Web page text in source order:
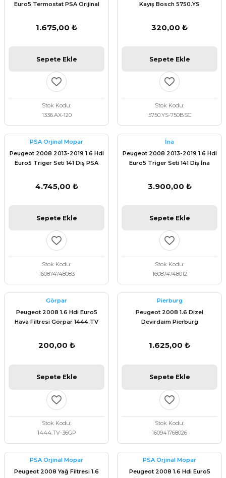
Euro5 Termostat PSA Orijinal
1.675,00 ₺
Sepete Ekle
Stok Kodu
1336.AX-120
Kayış Bosch 5750.YS
320,00 ₺
Sepete Ekle
Stok Kodu
5750.YS-750BSC
PSA Orjinal Mopar
Peugeot 2008 2013-2019 1.6 Hdi
Euro5 Triger Seti 141 Diş PSA
4.745,00 ₺
Sepete Ekle
Stok Kodu
160874748083
İna
Peugeot 2008 2013-2019 1.6 Hdi
Euro5 Triger Seti 141 Diş İna
3.900,00 ₺
Sepete Ekle
Stok Kodu
160874748012
Görpar
Peugeot 2008 1.6 Hdi Euro5
Hava Filtresi Görpar 1444.TV
200,00 ₺
Sepete Ekle
Stok Kodu
1444.TV-36GP
Pierburg
Peugeot 2008 1.6 Dizel
Devirdaim Pierburg
1.625,00 ₺
Sepete Ekle
Stok Kodu
160941768026
PSA Orjinal Mopar
Peugeot 2008 Yağ Filtresi 1.6
PSA Orjinal Mopar
Peugeot 2008 1.6 Hdi Euro5